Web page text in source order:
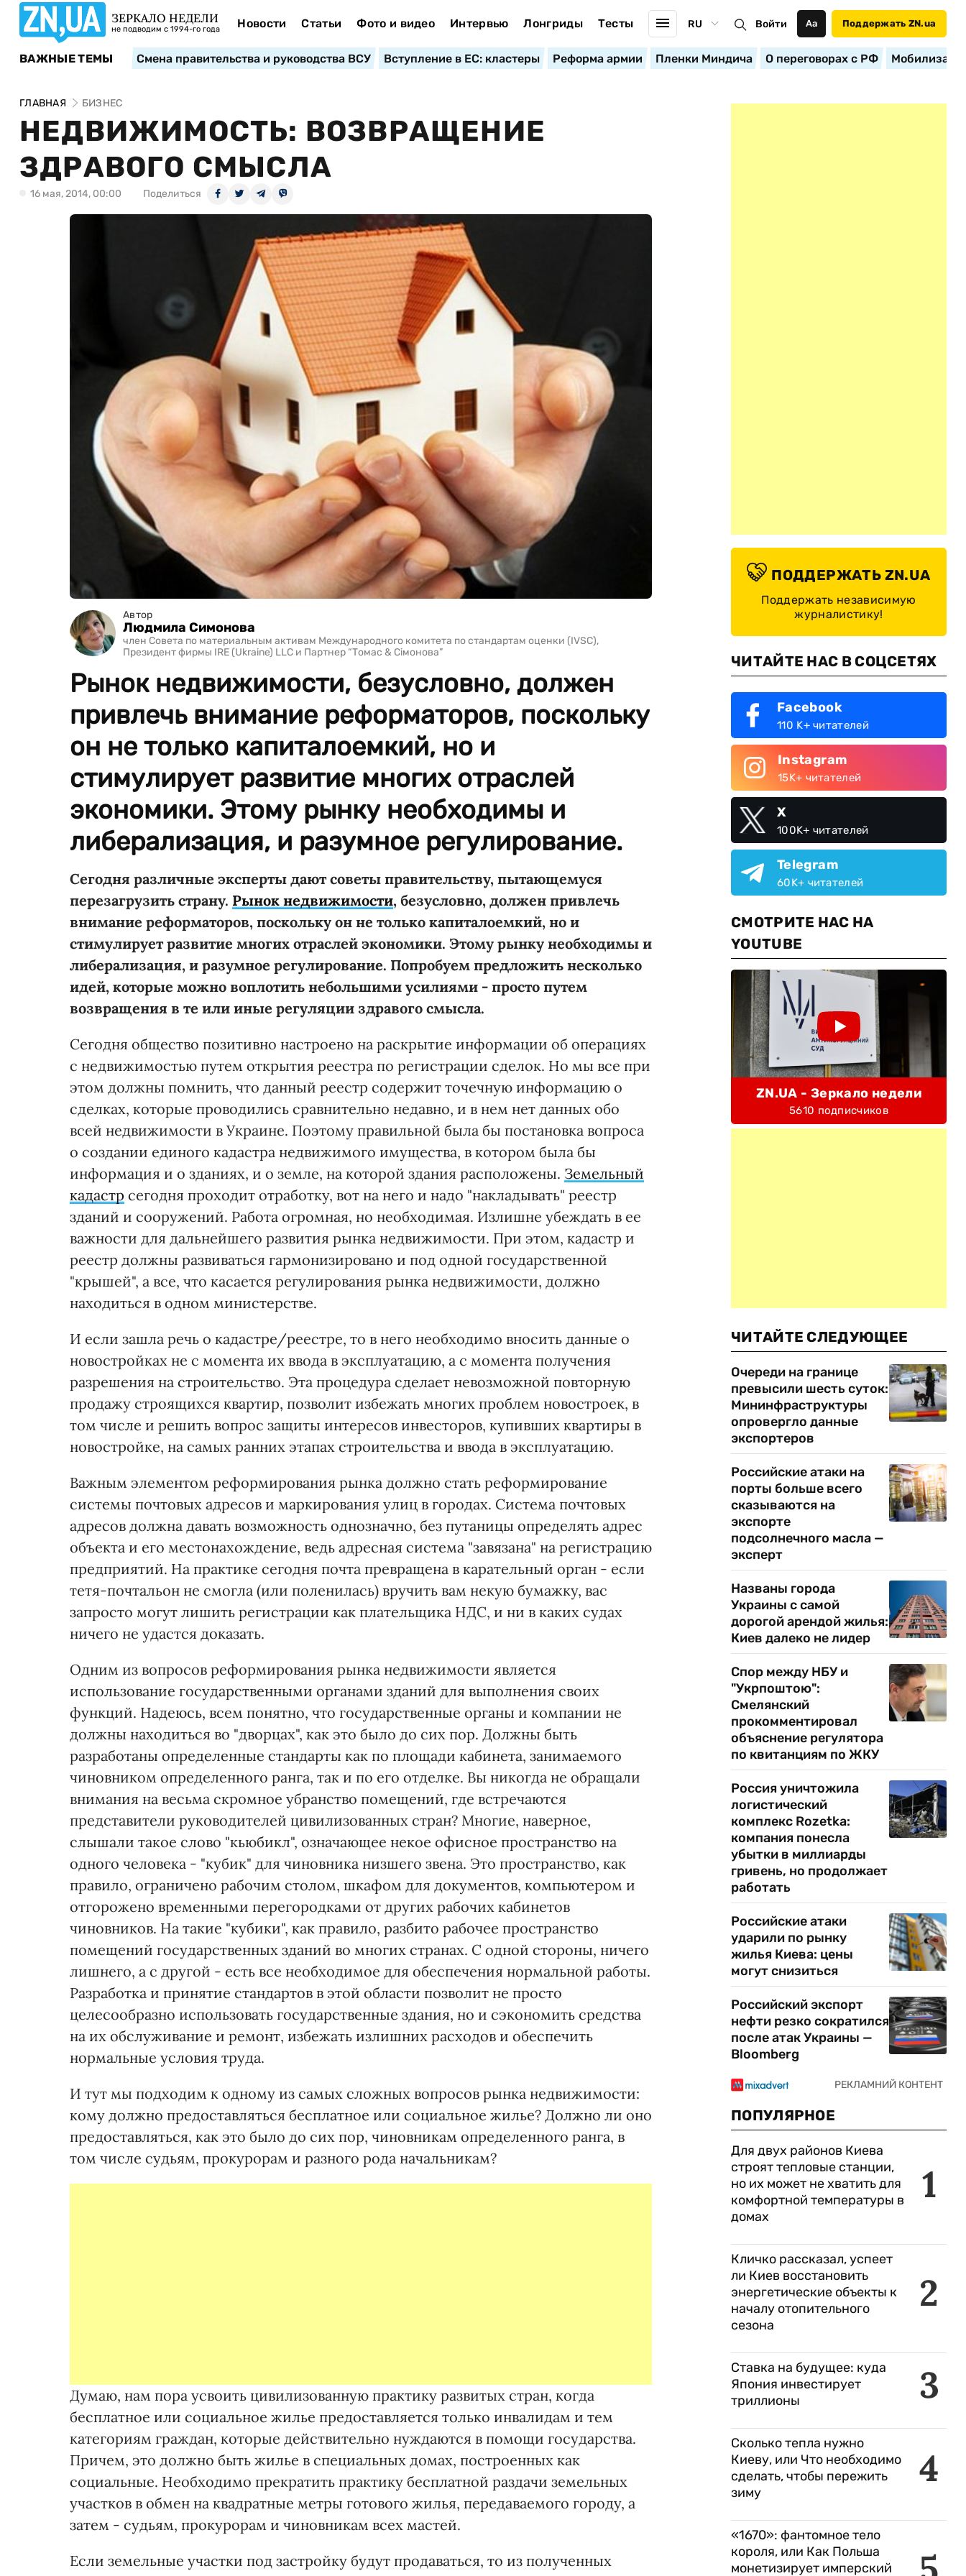
ЗЕРКАЛО НЕДЕЛИ
не подводим с 1994-го года Новости Статьи Фото и видео Интервью Лонгриды Тесты RU Войти Аа Поддержать ZN.ua
ВАЖНЫЕ ТЕМЫ Смена правительства и руководства ВСУ Вступление в ЕС: кластеры Реформа армии Пленки Миндича О переговорах с РФ
ГЛАВНАЯ БИЗНЕС
НЕДВИЖИМОСТЬ: ВОЗВРАЩЕНИЕ
ЗДРАВОГО СМЫСЛА
16 мая, 2014, 00:00 Поделиться
Автор
Людмила Симонова
член Совета по материальным активам Международного комитета по стандартам оценки (IVSC),
Президент фирмы IRE (Ukraine) LLC и Партнер “Томас & Сімонова”
Рынок недвижимости, безусловно, должен
привлечь внимание реформаторов, поскольку
он не только капиталоемкий, но и
стимулирует развитие многих отраслей
экономики. Этому рынку необходимы и
либерализация, и разумное регулирование.
Сегодня различные эксперты дают советы правительству, пытающемуся
перезагрузить страну. Рынок недвижимости, безусловно, должен привлечь
внимание реформаторов, поскольку он не только капиталоемкий, но и
стимулирует развитие многих отраслей экономики. Этому рынку необходимы и
либерализация, и разумное регулирование. Попробуем предложить несколько
идей, которые можно воплотить небольшими усилиями - просто путем
возвращения в те или иные регуляции здравого смысла.
Сегодня общество позитивно настроено на раскрытие информации об операциях
с недвижимостью путем открытия реестра по регистрации сделок. Но мы все при
этом должны помнить, что данный реестр содержит точечную информацию о
сделках, которые проводились сравнительно недавно, и в нем нет данных обо
всей недвижимости в Украине. Поэтому правильной была бы постановка вопроса
о создании единого кадастра недвижимого имущества, в котором была бы
информация и о зданиях, и о земле, на которой здания расположены. Земельный
кадастр сегодня проходит отработку, вот на него и надо "накладывать" реестр
зданий и сооружений. Работа огромная, но необходимая. Излишне убеждать в ее
важности для дальнейшего развития рынка недвижимости. При этом, кадастр и
реестр должны развиваться гармонизировано и под одной государственной
"крышей", а все, что касается регулирования рынка недвижимости, должно
находиться в одном министерстве.
И если зашла речь о кадастре/реестре, то в него необходимо вносить данные о
новостройках не с момента их ввода в эксплуатацию, а с момента получения
разрешения на строительство. Эта процедура сделает невозможной повторную
продажу строящихся квартир, позволит избежать многих проблем новостроек, в
том числе и решить вопрос защиты интересов инвесторов, купивших квартиры в
новостройке, на самых ранних этапах строительства и ввода в эксплуатацию.
Важным элементом реформирования рынка должно стать реформирование
системы почтовых адресов и маркирования улиц в городах. Система почтовых
адресов должна давать возможность однозначно, без путаницы определять адрес
объекта и его местонахождение, ведь адресная система "завязана" на регистрацию
предприятий. На практике сегодня почта превращена в карательный орган - если
тетя-почтальон не смогла (или поленилась) вручить вам некую бумажку, вас
запросто могут лишить регистрации как плательщика НДС, и ни в каких судах
ничего не удастся доказать.
Одним из вопросов реформирования рынка недвижимости является
использование государственными органами зданий для выполнения своих
функций. Надеюсь, всем понятно, что государственные органы и компании не
должны находиться во "дворцах", как это было до сих пор. Должны быть
разработаны определенные стандарты как по площади кабинета, занимаемого
чиновником определенного ранга, так и по его отделке. Вы никогда не обращали
внимания на весьма скромное убранство помещений, где встречаются
представители руководителей цивилизованных стран? Многие, наверное,
слышали такое слово "кьюбикл", означающее некое офисное пространство на
одного человека - "кубик" для чиновника низшего звена. Это пространство, как
правило, ограничено рабочим столом, шкафом для документов, компьютером и
отгорожено временными перегородками от других рабочих кабинетов
чиновников. На такие "кубики", как правило, разбито рабочее пространство
помещений государственных зданий во многих странах. С одной стороны, ничего
лишнего, а с другой - есть все необходимое для обеспечения нормальной работы.
Разработка и принятие стандартов в этой области позволит не просто
целесообразно использовать государственные здания, но и сэкономить средства
на их обслуживание и ремонт, избежать излишних расходов и обеспечить
нормальные условия труда.
И тут мы подходим к одному из самых сложных вопросов рынка недвижимости:
кому должно предоставляться бесплатное или социальное жилье? Должно ли оно
предоставляться, как это было до сих пор, чиновникам определенного ранга, в
том числе судьям, прокурорам и разного рода начальникам?
Думаю, нам пора усвоить цивилизованную практику развитых стран, когда
бесплатное или социальное жилье предоставляется только инвалидам и тем
категориям граждан, которые действительно нуждаются в помощи государства.
Причем, это должно быть жилье в специальных домах, построенных как
социальные. Необходимо прекратить практику бесплатной раздачи земельных
участков в обмен на квадратные метры готового жилья, передаваемого городу, а
затем - судьям, прокурорам и чиновникам всех мастей.
Если земельные участки под застройку будут продаваться, то из полученных
ПОДДЕРЖАТЬ ZN.UA
Поддержать независимую
журналистику!
ЧИТАЙТЕ НАС В СОЦСЕТЯХ
Facebook
110 K+ читателей
Instagram
15K+ читателей
X
100K+ читателей
Telegram
60K+ читателей
СМОТРИТЕ НАС НА
YOUTUBE
ZN.UA - Зеркало недели
5610 подписчиков
ЧИТАЙТЕ СЛЕДУЮЩЕЕ
Очереди на границе
превысили шесть суток:
Мининфраструктуры
опровергло данные
экспортеров
Российские атаки на
порты больше всего
сказываются на
экспорте
подсолнечного масла —
эксперт
Названы города
Украины с самой
дорогой арендой жилья:
Киев далеко не лидер
Спор между НБУ и
"Укрпоштою":
Смелянский
прокомментировал
объяснение регулятора
по квитанциям по ЖКУ
Россия уничтожила
логистический
комплекс Rozetka:
компания понесла
убытки в миллиарды
гривень, но продолжает
работать
Российские атаки
ударили по рынку
жилья Киева: цены
могут снизиться
Российский экспорт
нефти резко сократился
после атак Украины —
Bloomberg
ПОПУЛЯРНОЕ
1
Для двух районов Киева
строят тепловые станции,
но их может не хватить для
комфортной температуры в
домах
2
Кличко рассказал, успеет
ли Киев восстановить
энергетические объекты к
началу отопительного
сезона
3
Ставка на будущее: куда
Япония инвестирует
триллионы
4
Сколько тепла нужно
Киеву, или Что необходимо
сделать, чтобы пережить
зиму
«1670»: фантомное тело
короля, или Как Польша
монетизирует имперский